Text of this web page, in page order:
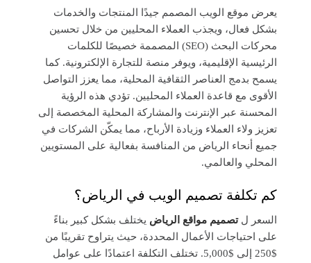
يعرض موقع الويب المصمم جيدًا المنتجات والخدمات
بشكل فعال، ويجذب العملاء المحليين من خلال تحسين
محركات البحث (SEO) المصممة خصيصًا للكلمات
الرئيسية الإقليمية، ويوفر منصة للتجارة الإلكترونية. كما
يسمح بدمج العناصر الثقافية المحلية، مما يعزز التواصل
الأقوى مع قاعدة العملاء المحليين. تؤدي هذه الرؤية
المحسنة عبر الإنترنت والمشاركة المحلية المخصصة إلى
تعزيز ولاء العملاء وزيادة الأرباح، مما يمكّن الشركات في
جميع أنحاء الرياض من المنافسة بفعالية على المستويين
المحلي والعالمي.
كم تكلفة تصميم الويب في الرياض؟
السعر لتصميم مواقع الرياض يختلف بشكل كبير بناءً
على احتياجات الأعمال المحددة، حيث يتراوح تقريبًا من
$250 إلى $5,000. تختلف التكلفة اعتمادًا على عوامل